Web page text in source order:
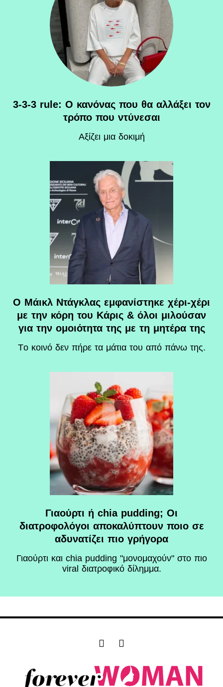
3-3-3 rule: Ο κανόνας που θα αλλάξει τον
τρόπο που ντύνεσαι
Αξίζει μια δοκιμή
Ο Μάικλ Ντάγκλας εμφανίστηκε χέρι-χέρι
με την κόρη του Κάρις & όλοι μιλούσαν
για την ομοιότητα της με τη μητέρα της
Tο κοινό δεν πήρε τα μάτια του από πάνω της.
Γιαούρτι ή chia pudding; Οι
διατροφολόγοι αποκαλύπτουν ποιο σε
αδυνατίζει πιο γρήγορα
Γιαούρτι και chia pudding "μονομαχούν" στο πιο
viral διατροφικό δίλημμα.
F
e
b
I
t
a